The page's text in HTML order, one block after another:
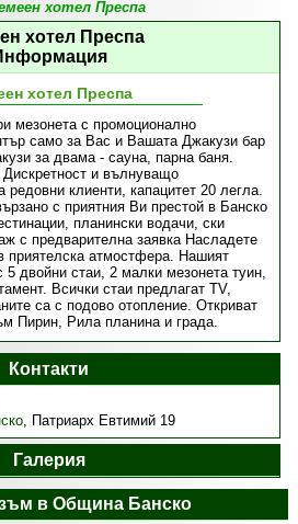
хотел Преспа
хотел Преспа
хотел Преспа
мезонета с промоционално
само за Вас и Вашата Джакузи бар
за двама - сауна, парна баня.
и вълнуващо
редовни клиенти, капацитет 20 легла.
с приятния Ви престой в Банско
планински водачи, ски
с предварителна заявка Насладете
приятелска атмостфера. Нашият
5 двойни стаи, 2 малки мезонета туин,
Всички стаи предлагат TV,
са с подово отопление. Откриват
Пирин, Рила планина и града.
Контакти
, Патриарх Евтимий 19
Галерия
в Община Банско